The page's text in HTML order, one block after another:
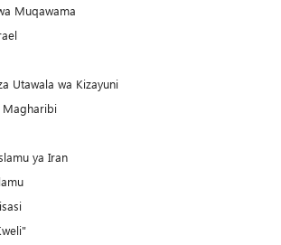
Muqawama
Utawala wa Kizayuni
Magharibi
ya Iran